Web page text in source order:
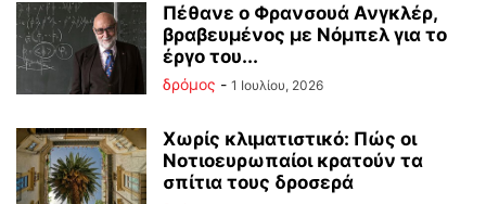
Πέθανε ο Φρανσουά Ανγκλέρ,
βραβευμένος με Νόμπελ για το
έργο του...
δρόμος - 1 Ιουλίου, 2026
Χωρίς κλιματιστικό: Πώς οι
Νοτιοευρωπαίοι κρατούν τα
σπίτια τους δροσερά